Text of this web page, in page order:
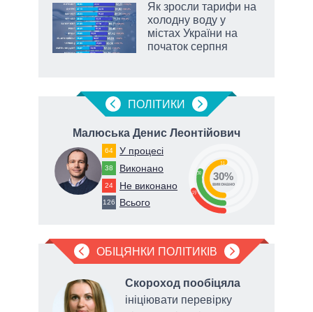
Як зросли тарифи на
холодну воду у
містах України на
початок серпня
ПОЛIТИКИ
Малюська Денис Леонтійович
64 У процесі
38 Виконано
24 Не виконано
126 Всього
19
30
51
30%
виконано
ОБІЦЯНКИ ПОЛІТИКІВ
Скороход пообіцяла
ініціювати перевірку